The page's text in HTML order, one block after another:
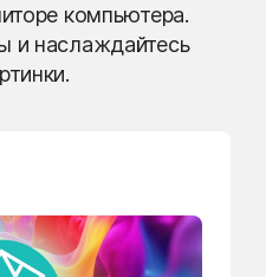
компьютера.
и наслаждайтесь